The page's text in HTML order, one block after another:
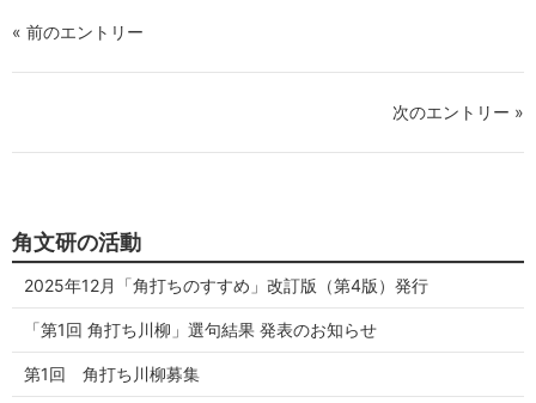
« 前のエントリー
次のエントリー »
角文研の活動
2025年12月「角打ちのすすめ」改訂版（第4版）発行
「第1回 角打ち川柳」選句結果 発表のお知らせ
第1回 角打ち川柳募集